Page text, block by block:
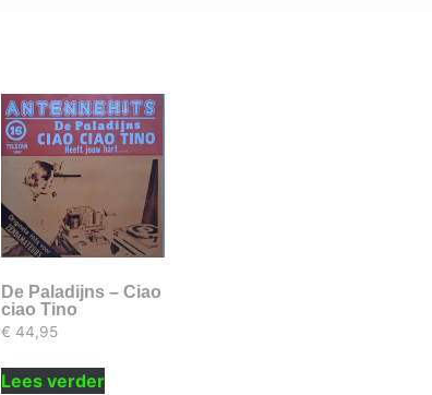
De Paladijns – Ciao
ciao Tino
€ 44,95
Lees verder